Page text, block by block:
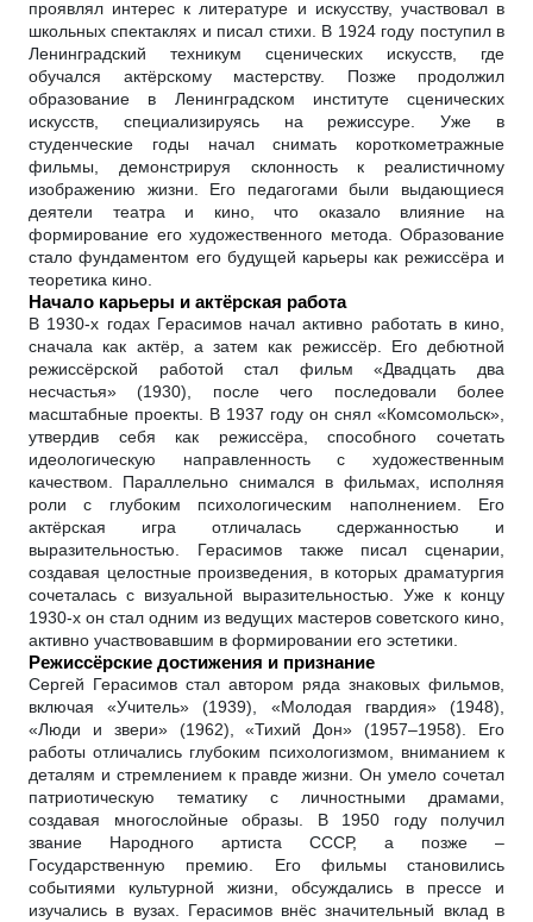
проявлял интерес к литературе и искусству, участвовал в
школьных спектаклях и писал стихи. В 1924 году поступил в
Ленинградский техникум сценических искусств, где
обучался актёрскому мастерству. Позже продолжил
образование в Ленинградском институте сценических
искусств, специализируясь на режиссуре. Уже в
студенческие годы начал снимать короткометражные
фильмы, демонстрируя склонность к реалистичному
изображению жизни. Его педагогами были выдающиеся
деятели театра и кино, что оказало влияние на
формирование его художественного метода. Образование
стало фундаментом его будущей карьеры как режиссёра и
теоретика кино.
Начало карьеры и актёрская работа
В 1930-х годах Герасимов начал активно работать в кино,
сначала как актёр, а затем как режиссёр. Его дебютной
режиссёрской работой стал фильм «Двадцать два
несчастья» (1930), после чего последовали более
масштабные проекты. В 1937 году он снял «Комсомольск»,
утвердив себя как режиссёра, способного сочетать
идеологическую направленность с художественным
качеством. Параллельно снимался в фильмах, исполняя
роли с глубоким психологическим наполнением. Его
актёрская игра отличалась сдержанностью и
выразительностью. Герасимов также писал сценарии,
создавая целостные произведения, в которых драматургия
сочеталась с визуальной выразительностью. Уже к концу
1930-х он стал одним из ведущих мастеров советского кино,
активно участвовавшим в формировании его эстетики.
Режиссёрские достижения и признание
Сергей Герасимов стал автором ряда знаковых фильмов,
включая «Учитель» (1939), «Молодая гвардия» (1948),
«Люди и звери» (1962), «Тихий Дон» (1957–1958). Его
работы отличались глубоким психологизмом, вниманием к
деталям и стремлением к правде жизни. Он умело сочетал
патриотическую тематику с личностными драмами,
создавая многослойные образы. В 1950 году получил
звание Народного артиста СССР, а позже –
Государственную премию. Его фильмы становились
событиями культурной жизни, обсуждались в прессе и
изучались в вузах. Герасимов внёс значительный вклад в